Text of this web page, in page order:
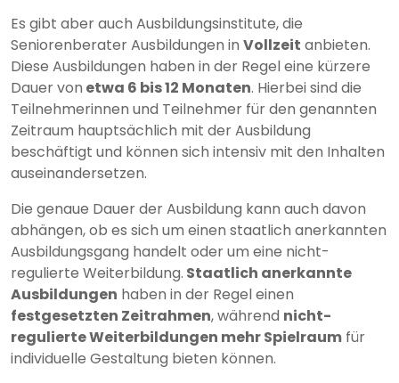
Es gibt aber auch Ausbildungsinstitute, die
Seniorenberater Ausbildungen in Vollzeit anbieten.
Diese Ausbildungen haben in der Regel eine kürzere
Dauer von etwa 6 bis 12 Monaten. Hierbei sind die
Teilnehmerinnen und Teilnehmer für den genannten
Zeitraum hauptsächlich mit der Ausbildung
beschäftigt und können sich intensiv mit den Inhalten
auseinandersetzen.
Die genaue Dauer der Ausbildung kann auch davon
abhängen, ob es sich um einen staatlich anerkannten
Ausbildungsgang handelt oder um eine nicht-
regulierte Weiterbildung. Staatlich anerkannte
Ausbildungen haben in der Regel einen
festgesetzten Zeitrahmen, während nicht-
regulierte Weiterbildungen mehr Spielraum für
individuelle Gestaltung bieten können.